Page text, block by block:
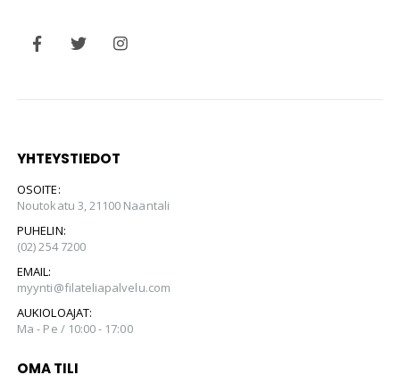
YHTEYSTIEDOT
OSOITE:
Noutokatu 3, 21100 Naantali
PUHELIN:
(02) 254 7200
EMAIL:
myynti@filateliapalvelu.com
AUKIOLOAJAT:
Ma - Pe / 10:00 - 17:00
OMA TILI